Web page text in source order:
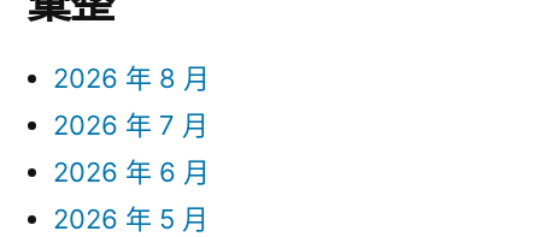
2026 年 8 月
2026 年 7 月
2026 年 6 月
2026 年 5 月